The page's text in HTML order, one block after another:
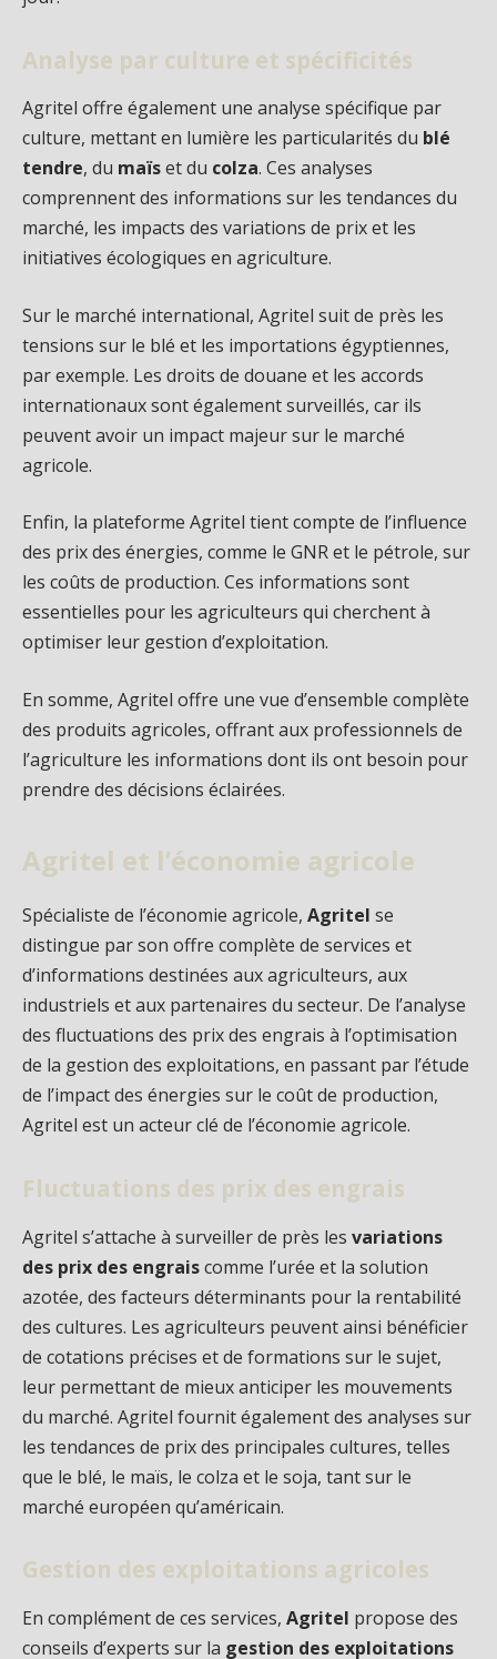
Analyse par culture et spécificités
Agritel offre également une analyse spécifique par
culture, mettant en lumière les particularités du blé
tendre, du maïset du colza. Ces analyses
comprennent des informations sur les tendances du
marché, les impacts des variations de prix et les
initiatives écologiques en agriculture.
Sur le marché international, Agritel suit de près les
tensions sur le blé et les importations égyptiennes,
par exemple. Les droits de douane et les accords
internationaux sont également surveillés, car ils
peuvent avoir un impact majeur sur le marché
agricole.
Enfin, la plateforme Agritel tient compte de l’influence
des prix des énergies, comme le GNR et le pétrole, sur
les coûts de production. Ces informations sont
essentielles pour les agriculteurs qui cherchent à
optimiser leur gestion d’exploitation.
En somme, Agritel offre une vue d’ensemble complète
des produits agricoles, offrant aux professionnels de
l’agriculture les informations dont ils ont besoin pour
prendre des décisions éclairées.
Agritel et l’économie agricole
Spécialiste de l’économie agricole, Agritel se
distingue par son offre complète de services et
d’informations destinées aux agriculteurs, aux
industriels et aux partenaires du secteur. De l’analyse
des fluctuations des prix des engrais à l’optimisation
de la gestion des exploitations, en passant par l’étude
de l’impact des énergies sur le coût de production,
Agritel est un acteur clé de l’économie agricole.
Fluctuations des prix des engrais
Agritel s’attache à surveiller de près les variations
des prix des engraiscomme l’urée et la solution
azotée, des facteurs déterminants pour la rentabilité
des cultures. Les agriculteurs peuvent ainsi bénéficier
de cotations précises et de formations sur le sujet,
leur permettant de mieux anticiper les mouvements
du marché. Agritel fournit également des analyses sur
les tendances de prix des principales cultures, telles
que le blé, le maïs, le colza et le soja, tant sur le
marché européen qu’américain.
Gestion des exploitations agricoles
En complément de ces services, Agritel propose des
conseils d’experts sur la gestion des exploitations